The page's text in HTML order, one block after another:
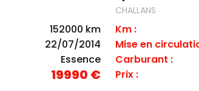
152000 km
22/07/2014
Essence
19990 €
CHALLANS
Km :
Mise en
Carburant :
Prix :